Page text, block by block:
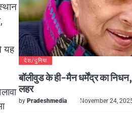
यह
देश/दुनिया
बॉलीवुड के ही-मैन धर्मेंद्र का
लहर
by Pradeshmedia November 24,